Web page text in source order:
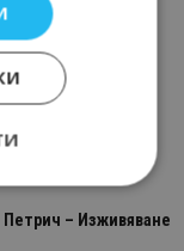
– Изживяване